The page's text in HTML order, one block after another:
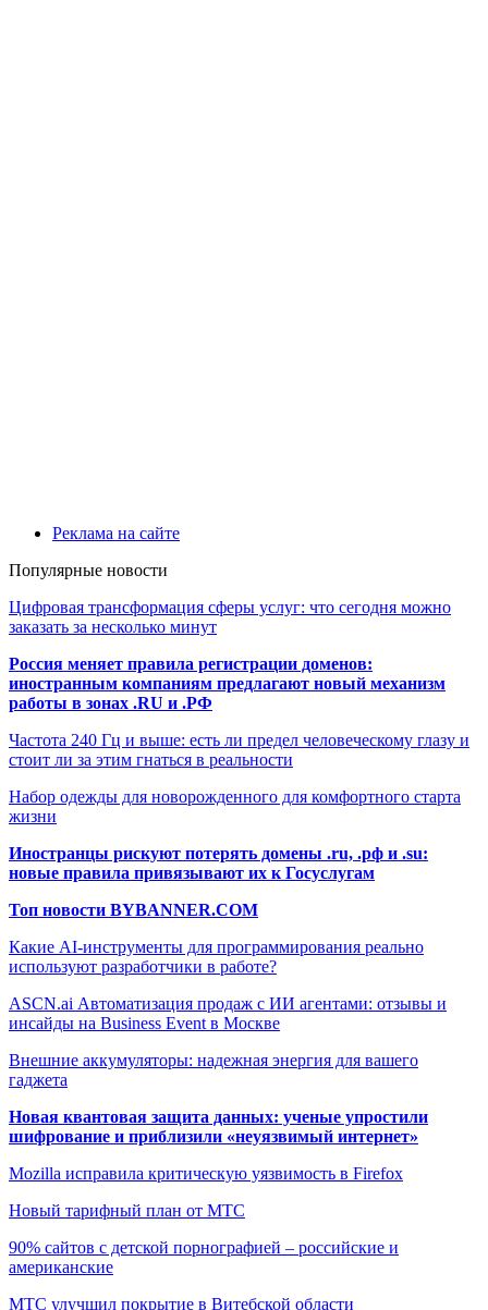
Реклама на сайте
Популярные новости
Цифровая трансформация сферы услуг: что сегодня можно
заказать за несколько минут
Россия меняет правила регистрации доменов:
иностранным компаниям предлагают новый механизм
работы в зонах .RU и .РФ
Частота 240 Гц и выше: есть ли предел человеческому глазу и
стоит ли за этим гнаться в реальности
Набор одежды для новорожденного для комфортного старта
жизни
Иностранцы рискуют потерять домены .ru, .рф и .su:
новые правила привязывают их к Госуслугам
Топ новости BYBANNER.COM
Какие AI-инструменты для программирования реально
используют разработчики в работе?
ASCN.ai Автоматизация продаж с ИИ агентами: отзывы и
инсайды на Business Event в Москве
Внешние аккумуляторы: надежная энергия для вашего
гаджета
Новая квантовая защита данных: ученые упростили
шифрование и приблизили «неуязвимый интернет»
Mozilla исправила критическую уязвимость в Firefox
Новый тарифный план от МТС
90% сайтов с детской порнографией – российские и
американские
МТС улучшил покрытие в Витебской области